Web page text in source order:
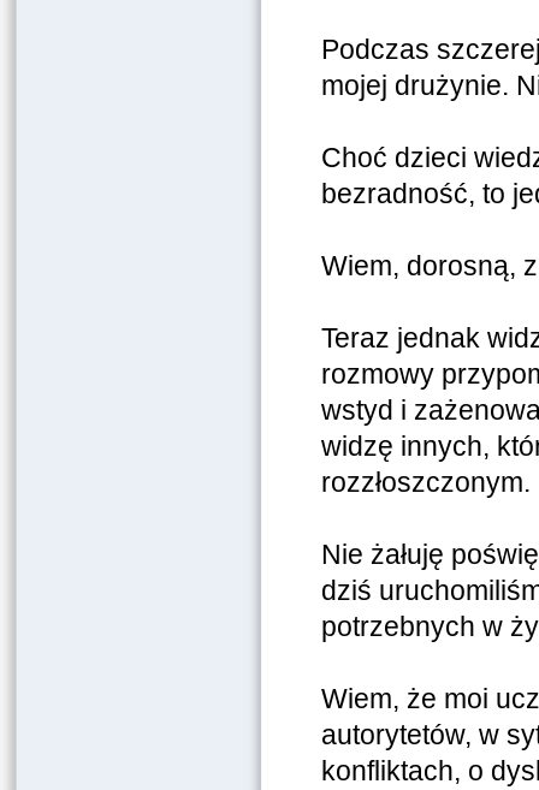
Podczas
mojej drużynie.
Choć dzieci
bezradność, to
Wiem, dorosną,
Teraz jednak
rozmowy
wstyd i
widzę innych,
rozzłoszczonym.
Nie żałuję
dziś
potrzebnych w
Wiem, że moi
autorytetów, w
konfliktach, o